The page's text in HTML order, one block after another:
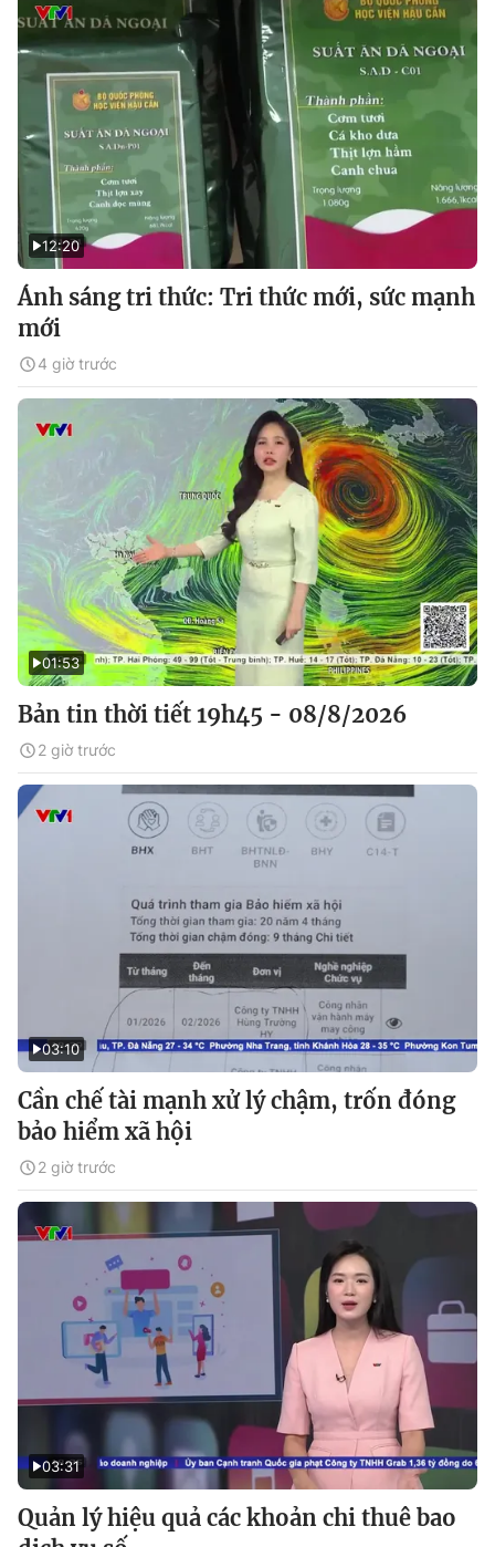
12:20
Ánh sáng tri thức: Tri thức mới, sức mạnh
mới
4 giờ trước
01:53
Bản tin thời tiết 19h45 - 08/8/2026
2 giờ trước
03:10
Cần chế tài mạnh xử lý chậm, trốn đóng
bảo hiểm xã hội
2 giờ trước
03:31
Quản lý hiệu quả các khoản chi thuê bao